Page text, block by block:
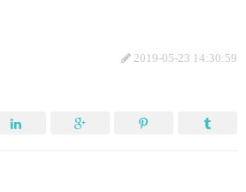
2019-05-23 14:30:59